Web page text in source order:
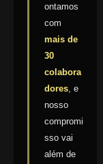
ontamos
com
mais de
30
colabora
dores , e
nosso
compromi
sso vai
além de